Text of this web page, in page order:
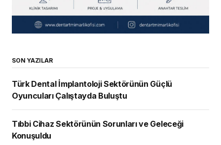
SON YAZILAR
Türk Dental İmplantoloji Sektörünün Güçlü
Oyuncuları Çalıştayda Buluştu
Tıbbi Cihaz Sektörünün Sorunları ve Geleceği
Konuşuldu